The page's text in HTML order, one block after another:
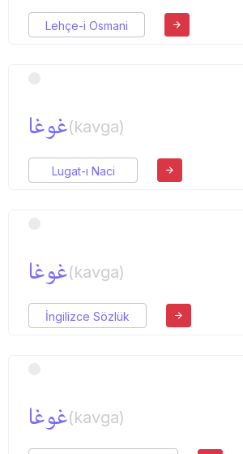
Lehçe-i Osmani
غوغا(kavga)
Lugat-ı Naci
غوغا(kavga)
İngilizce Sözlük
غوغا(kavga)